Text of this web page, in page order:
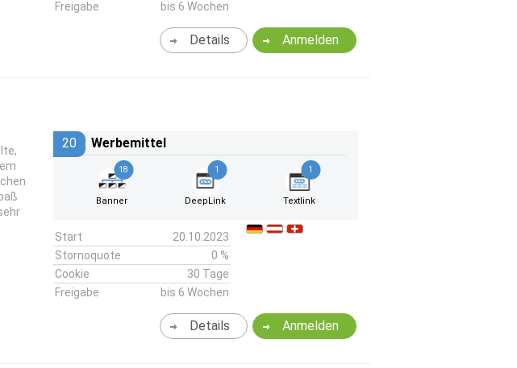
Freigabe
bis 6 Wochen
Anmelden
Details
20 Werbemittel
18
Banner
1
DeepLink
1
Textlink
Start
20.10.2023
Stornoquote
0 %
Cookie
30 Tage
Freigabe
bis 6 Wochen
Anmelden
Details